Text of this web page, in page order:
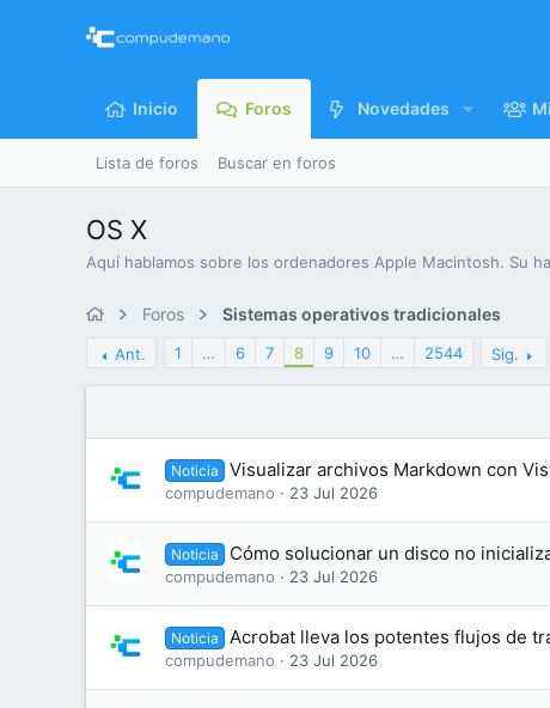
Inicio Foros Novedades
Lista de foros Buscar en foros
OS X
Aquí hablamos sobre los ordenadores Apple Macintosh. Su
Foros Sistemas operativos tradicionales
Ant. 1 … 6 7 8 9 10 … 2544 Sig.
Noticia Visualizar archivos Markdown con
compudemano 23 Jul 2026
Noticia Cómo solucionar un disco no
compudemano 23 Jul 2026
Noticia Acrobat lleva los potentes flujos de
compudemano 23 Jul 2026